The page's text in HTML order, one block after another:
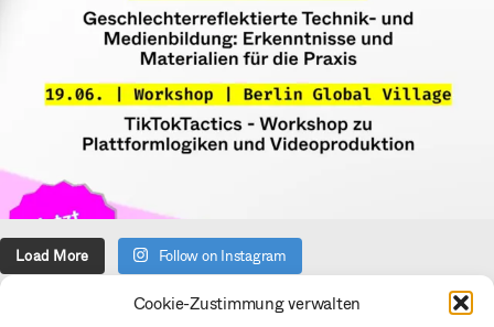
Cookie-Zustimmung verwalten
Load More Follow on Instagram